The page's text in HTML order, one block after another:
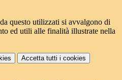
questo utilizzati si avvalgono di
ed utili alle finalità illustrate nella
Accetta tutti i cookies